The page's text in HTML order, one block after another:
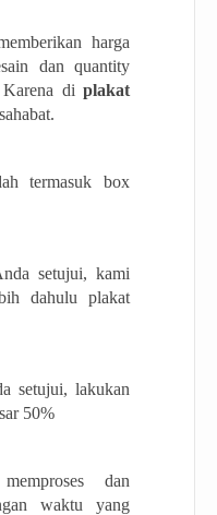
harga
dan quantity
di plakat
termasuk box
setujui, kami
dahulu plakat
setujui, lakukan
50%
dan
waktu yang